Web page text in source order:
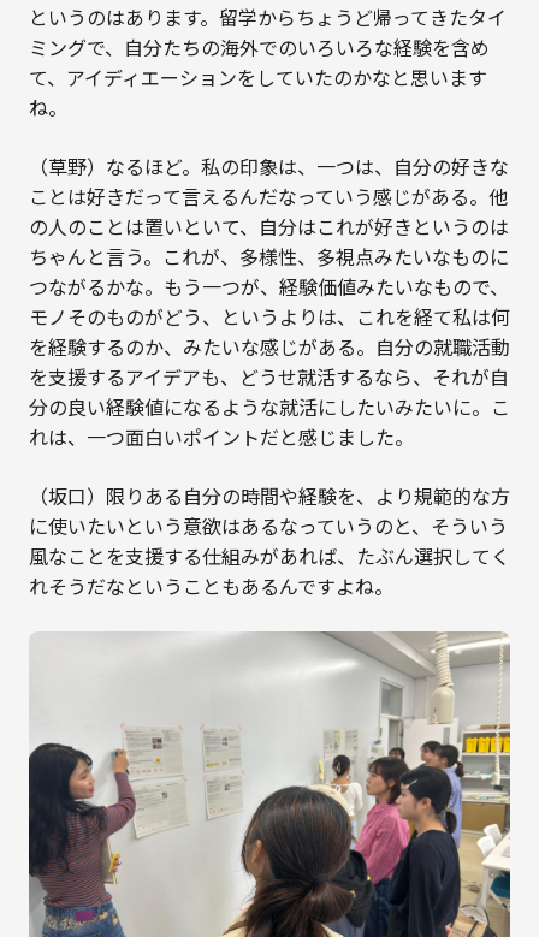
というのはあります。留学からちょうど帰ってきたタイ
ミングで、自分たちの海外でのいろいろな経験を含め
て、アイディエーションをしていたのかなと思います
ね。
（草野）なるほど。私の印象は、一つは、自分の好きな
ことは好きだって言えるんだなっていう感じがある。他
の人のことは置いといて、自分はこれが好きというのは
ちゃんと言う。これが、多様性、多視点みたいなものに
つながるかな。もう一つが、経験価値みたいなもので、
モノそのものがどう、というよりは、これを経て私は何
を経験するのか、みたいな感じがある。自分の就職活動
を支援するアイデアも、どうせ就活するなら、それが自
分の良い経験値になるような就活にしたいみたいに。こ
れは、一つ面白いポイントだと感じました。
（坂口）限りある自分の時間や経験を、より規範的な方
に使いたいという意欲はあるなっていうのと、そういう
風なことを支援する仕組みがあれば、たぶん選択してく
れそうだなということもあるんですよね。